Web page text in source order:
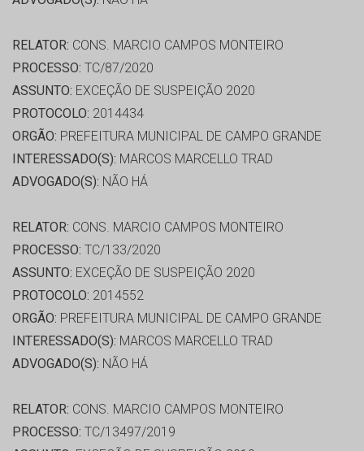
RELATOR: CONS. MARCIO CAMPOS MONTEIRO
PROCESSO: TC/87/2020
ASSUNTO: EXCEÇÃO DE SUSPEIÇÃO 2020
PROTOCOLO: 2014434
ORGÃO: PREFEITURA MUNICIPAL DE CAMPO GRANDE
INTERESSADO(S): MARCOS MARCELLO TRAD
ADVOGADO(S): NÃO HÁ
RELATOR: CONS. MARCIO CAMPOS MONTEIRO
PROCESSO: TC/133/2020
ASSUNTO: EXCEÇÃO DE SUSPEIÇÃO 2020
PROTOCOLO: 2014552
ORGÃO: PREFEITURA MUNICIPAL DE CAMPO GRANDE
INTERESSADO(S): MARCOS MARCELLO TRAD
ADVOGADO(S): NÃO HÁ
RELATOR: CONS. MARCIO CAMPOS MONTEIRO
PROCESSO: TC/13497/2019